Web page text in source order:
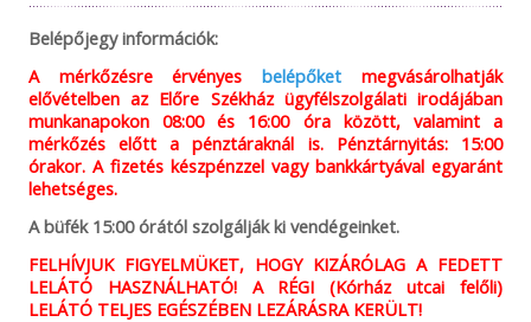
Belépőjegy információk:
A mérkőzésre érvényesbelépőket megvásárolhatják
elővételben az Előre Székház ügyfélszolgálati irodájában
munkanapokon 08:00 és 16:00 óra között, valamint a
mérkőzés előtt a pénztáraknál is. Pénztárnyitás: 15:00
órakor. A fizetés készpénzzel vagy bankkártyával egyaránt
lehetséges.
A büfék 15:00 órától szolgálják ki vendégeinket.
FELHÍVJUK FIGYELMÜKET, HOGY KIZÁRÓLAG A FEDETT
LELÁTÓ HASZNÁLHATÓ! A RÉGI (Kórház utcai felőli)
LELÁTÓ TELJES EGÉSZÉBEN LEZÁRÁSRA KERÜLT!